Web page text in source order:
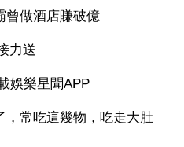
曾做酒店賺破億
力送
娛樂星聞APP
，常吃這幾物，吃走大肚